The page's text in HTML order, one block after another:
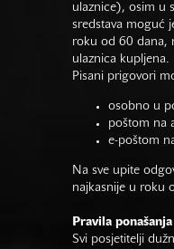
ulaznice), osim u
sredstava moguć
roku od 60 dana,
ulaznica kupljena.
Pisani prigovori
osobno u
poštom na
e-poštom
Na sve upite
najkasnije u roku
Pravila
Svi posjetitelji